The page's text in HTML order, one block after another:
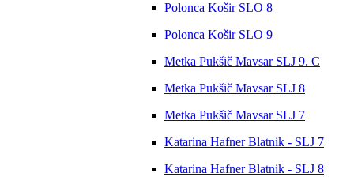
Polonca Košir SLO 8
Polonca Košir SLO 9
Metka Pukšič Mavsar SLJ 9. C
Metka Pukšič Mavsar SLJ 8
Metka Pukšič Mavsar SLJ 7
Katarina Hafner Blatnik - SLJ 7
Katarina Hafner Blatnik - SLJ 8